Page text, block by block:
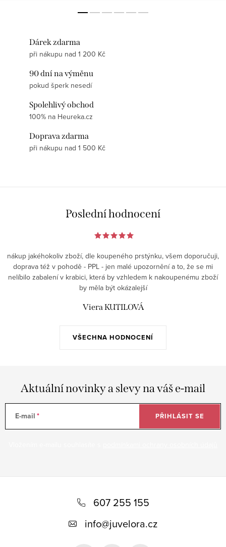
Dárek zdarma
při nákupu nad 1 200 Kč
90 dní na výměnu
pokud šperk nesedí
Spolehlivý obchod
100% na Heureka.cz
Doprava zdarma
při nákupu nad 1 500 Kč
Poslední hodnocení
VŠECHNA HODNOCENÍ
nákup jakéhokoliv zboží, dle koupeného prstýnku, všem doporučuji,
doprava též v pohodě - PPL - jen malé upozornění a to, že se mi
nelíbilo zabalení v krabici, která by vzhledem k nakoupenému zboží
by měla být okázalejší
Viera KUTILOVÁ
Aktuální novinky a slevy na váš e-mail
E-mail PŘIHLÁSIT SE
607 255 155
info@juvelora.cz